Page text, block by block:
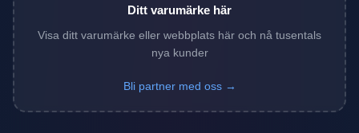
Ditt varumärke här
Visa ditt varumärke eller webbplats här och nå tusentals
nya kunder
Bli partner med oss →